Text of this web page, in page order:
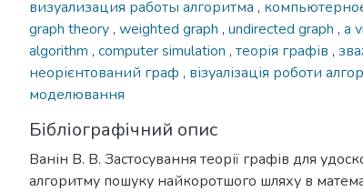
визуализация работы алгоритма ,
graph theory, weighted graph , undirected graph , a
algorithm , computer simulation , теорія графів ,
неорієнтований граф , візуалізація роботи
моделювання
Бібліографічний опис
Ванін В. В. Застосування теорії графів для
алгоритму пошуку найкоротшого шляху в